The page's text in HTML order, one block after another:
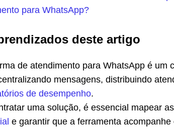
para WhatsApp?
deste artigo
de atendimento para WhatsApp é um
mensagens, distribuindo
de desempenho.
uma solução, é essencial mapear
e garantir que a ferramenta